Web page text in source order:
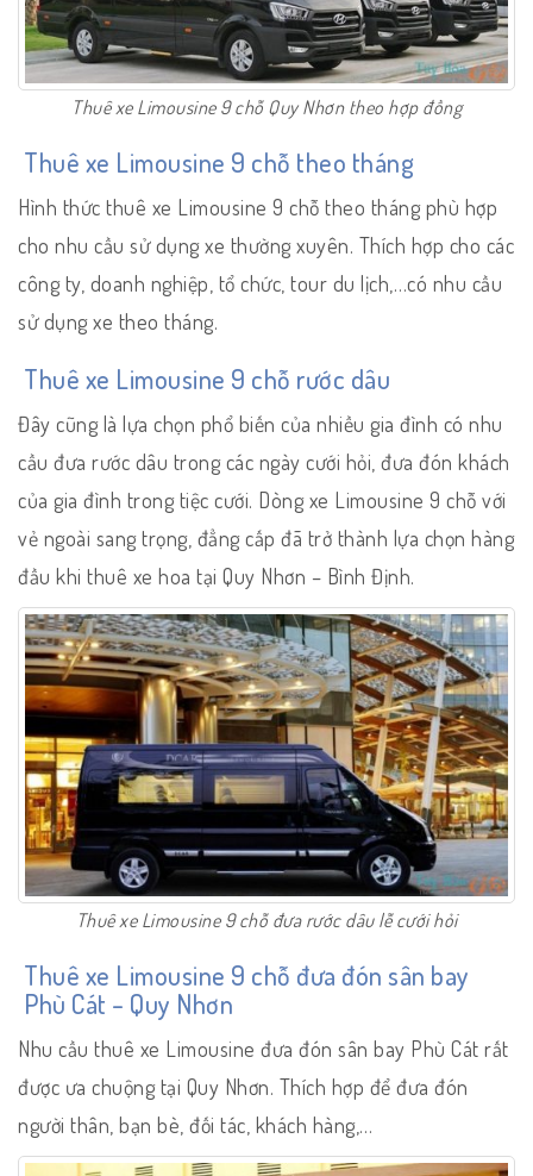
Thuê xe Limousine 9 chỗ Quy Nhơn theo hợp đồng
Thuê xe Limousine 9 chỗ theo tháng
Hình thức thuê xe Limousine 9 chỗ theo tháng phù hợp
cho nhu cầu sử dụng xe thường xuyên. Thích hợp cho các
công ty, doanh nghiệp, tổ chức, tour du lịch,…có nhu cầu
sử dụng xe theo tháng.
Thuê xe Limousine 9 chỗ rước dâu
Đây cũng là lựa chọn phổ biến của nhiều gia đình có nhu
cầu đưa rước dâu trong các ngày cưới hỏi, đưa đón khách
của gia đình trong tiệc cưới. Dòng xe Limousine 9 chỗ với
vẻ ngoài sang trọng, đẳng cấp đã trở thành lựa chọn hàng
đầu khi thuê xe hoa tại Quy Nhơn – Bình Định.
Thuê xe Limousine 9 chỗ đưa rước dâu lễ cưới hỏi
Thuê xe Limousine 9 chỗ đưa đón sân bay
Phù Cát – Quy Nhơn
Nhu cầu thuê xe Limousine đưa đón sân bay Phù Cát rất
được ưa chuộng tại Quy Nhơn. Thích hợp để đưa đón
người thân, bạn bè, đối tác, khách hàng,…